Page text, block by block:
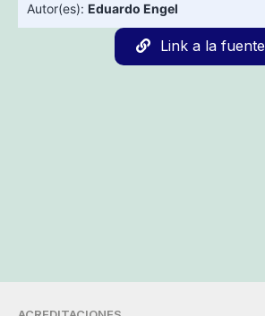
Autor(es): Eduardo Engel
Link a la fuente